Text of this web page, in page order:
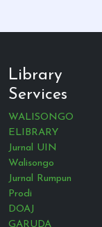
Library
Services
WALISONGO
ELIBRARY
Jurnal UIN
Walisongo
Jurnal Rumpun
Prodi
DOAJ
GARUDA